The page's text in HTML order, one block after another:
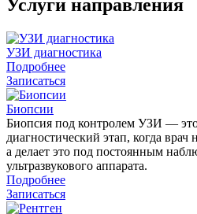
Услуги направления
УЗИ диагностика
Подробнее
Записаться
Биопсии
Биопсия под контролем УЗИ —
диагностический этап, когда
а делает это под постоянным
ультразвукового аппарата.
Подробнее
Записаться